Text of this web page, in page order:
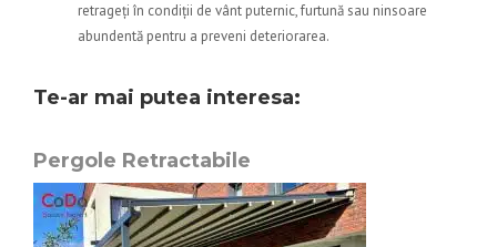
retrageți în condiții de vânt puternic, furtună sau ninsoare
abundentă pentru a preveni deteriorarea.
Te-ar mai putea interesa:
Pergole Retractabi le